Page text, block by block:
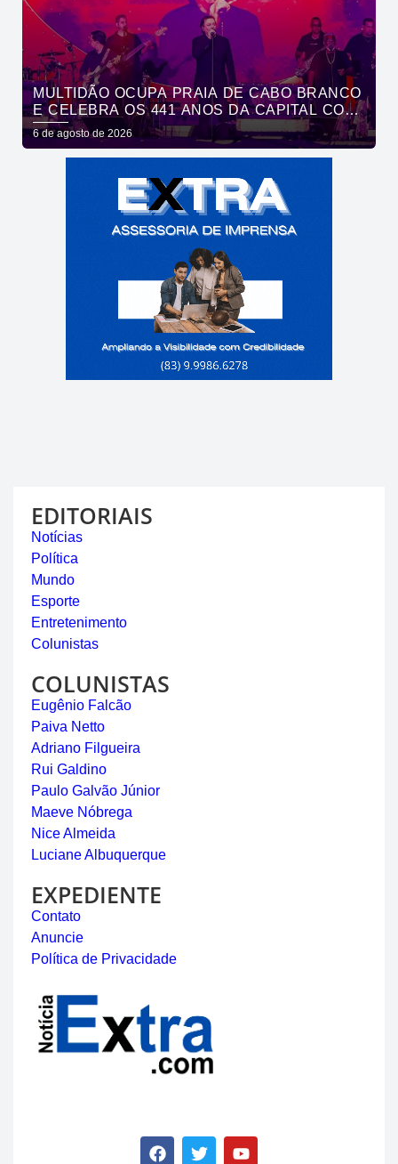
MULTIDÃO OCUPA PRAIA DE CABO BRANCO
E CELEBRA OS 441 ANOS DA CAPITAL COM
SHOWS DE ROUPA NOVA E FÁBIO JR
6 de agosto de 2026
EDITORIAIS
Notícias
Política
Mundo
Esporte
Entretenimento
Colunistas
COLUNISTAS
Eugênio Falcão
Paiva Netto
Adriano Filgueira
Rui Galdino
Paulo Galvão Júnior
Maeve Nóbrega
Nice Almeida
Luciane Albuquerque
EXPEDIENTE
Contato
Anuncie
Política de Privacidade